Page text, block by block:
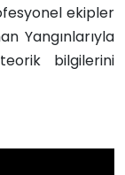
ekipler
Yangınlarıyla
bilgilerini